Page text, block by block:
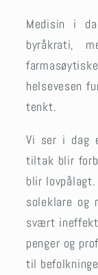
Medisin i
byråkrati,
helsevesen
tenkt.
Vi ser i dag
tiltak blir
blir
soleklare og
svært
penger og
til